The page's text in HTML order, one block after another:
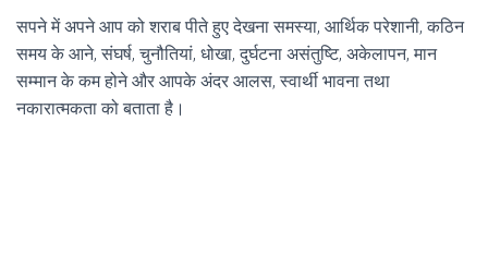
सपने में अपने आप को शराब पीते हुए देखना समस्या, आर्थिक परेशानी, कठिन
समय के आने, संघर्ष, चुनौतियां, धोखा, दुर्घटना असंतुष्टि, अकेलापन, मान
सम्मान के कम होने और आपके अंदर आलस, स्वार्थी भावना तथा
नकारात्मकता को बताता है।